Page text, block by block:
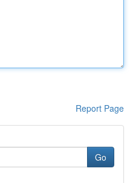
Report Page
Go